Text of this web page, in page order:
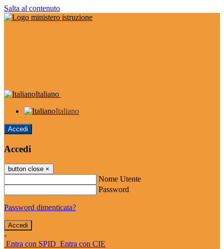
Salta al contenuto
Italiano
Italiano
Accedi
Accedi
button close ×
Nome Utente
Password
Password dimenticata?
-
Entra con SPID Entra con CIE